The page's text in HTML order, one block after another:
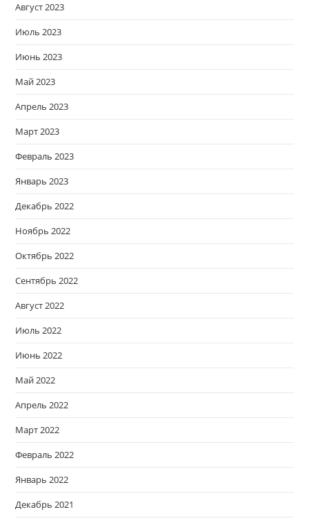
Август 2023
Июль 2023
Июнь 2023
Май 2023
Апрель 2023
Март 2023
Февраль 2023
Январь 2023
Декабрь 2022
Ноябрь 2022
Октябрь 2022
Сентябрь 2022
Август 2022
Июль 2022
Июнь 2022
Май 2022
Апрель 2022
Март 2022
Февраль 2022
Январь 2022
Декабрь 2021